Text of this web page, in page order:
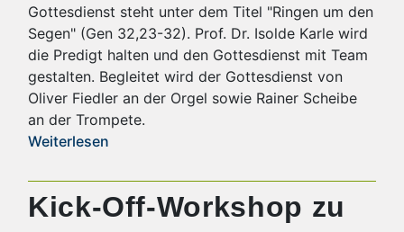
Gottesdienst steht unter dem Titel "Ringen um den
Segen" (Gen 32,23-32). Prof. Dr. Isolde Karle wird
die Predigt halten und den Gottesdienst mit Team
gestalten. Begleitet wird der Gottesdienst von
Oliver Fiedler an der Orgel sowie Rainer Scheibe
an der Trompete.
Weiterlesen
Kick-Off-Workshop zu